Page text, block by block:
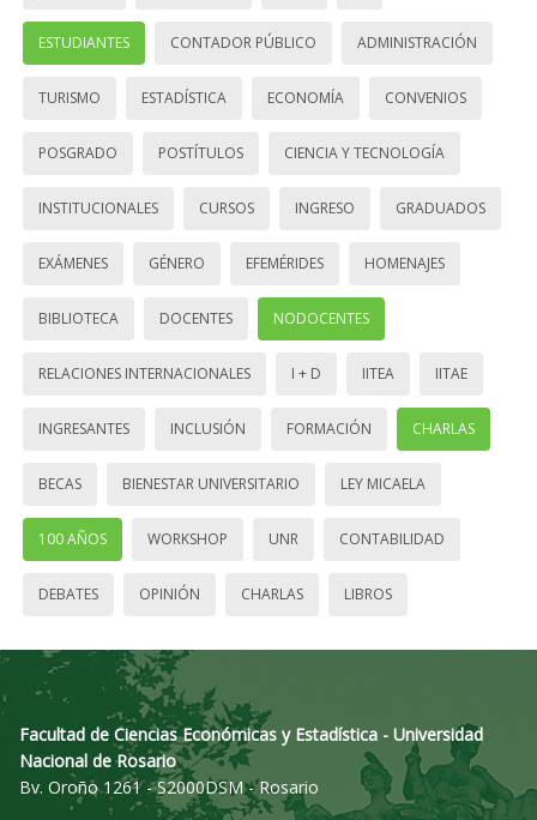
ESTUDIANTES CONTADOR PÚBLICO ADMINISTRACIÓN
TURISMO ESTADÍSTICA ECONOMÍA CONVENIOS
POSGRADO POSTÍTULOS CIENCIA Y TECNOLOGÍA
INSTITUCIONALES CURSOS INGRESO GRADUADOS
EXÁMENES GÉNERO EFEMÉRIDES HOMENAJES
BIBLIOTECA DOCENTES NODOCENTES
RELACIONES INTERNACIONALES I + D IITEA IITAE
INGRESANTES INCLUSIÓN FORMACIÓN CHARLAS
BECAS BIENESTAR UNIVERSITARIO LEY MICAELA
100 AÑOS WORKSHOP UNR CONTABILIDAD
DEBATES OPINIÓN CHARLAS LIBROS
Facultad de Ciencias Económicas y Estadística - Universidad
Nacional de Rosario
Bv. Oroño 1261 - S2000DSM - Rosario